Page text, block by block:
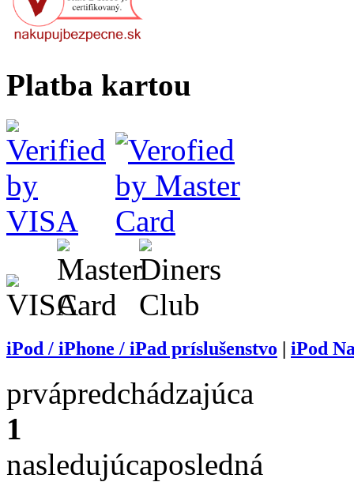
Platba kartou
iPod / iPhone / iPad príslušenstvo | iPod
prvápredchádzajúca
1
nasledujúcaposledná